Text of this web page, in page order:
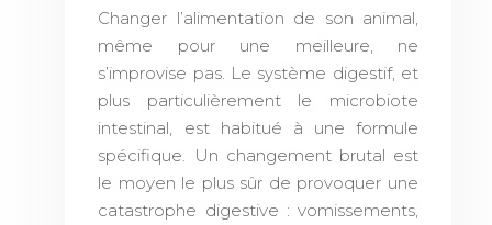
Changer l’alimentation de son animal,
même pour une meilleure, ne
s’improvise pas. Le système digestif, et
plus particulièrement le microbiote
intestinal, est habitué à une formule
spécifique. Un changement brutal est
le moyen le plus sûr de provoquer une
catastrophe digestive : vomissements,